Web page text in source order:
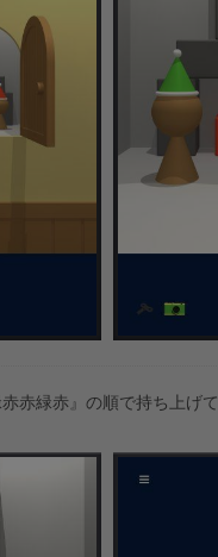
赤緑赤』の順で持ち上げ